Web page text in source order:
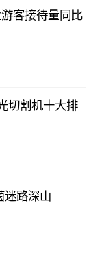
客接待量同比
切割机十大排
迷路深山